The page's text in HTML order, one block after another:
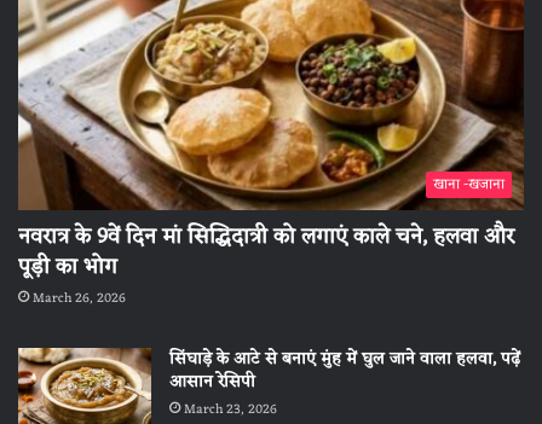
खाना -खजाना
नवरात्र के 9वें दिन मां सिद्धिदात्री को लगाएं काले चने, हलवा और
पूड़ी का भोग
March 26, 2026
सिंघाड़े के आटे से बनाएं मुंह में घुल जाने वाला हलवा, पढ़ें
आसान रेसिपी
March 23, 2026